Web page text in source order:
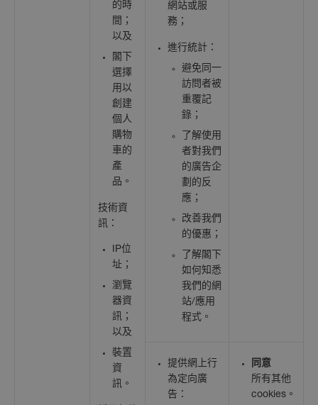
的時
間；
以及
閣下
選擇
用以
創建
個人
購物
車的
產
品。
技術資
訊：
IP位
址；
瀏覽
器資
訊；
以及
裝置
資
訊。
網站或服
務；
進行統計：
避免同一
訪問者被
重覆記
錄；
了解使用
者對我們
的廣告企
劃的反
應；
改善我們
的優惠；
了解閣下
如何知悉
我們的網
站/應用
程式。
提供網上行
為定向廣
告：
同意
所有其他
cookies。